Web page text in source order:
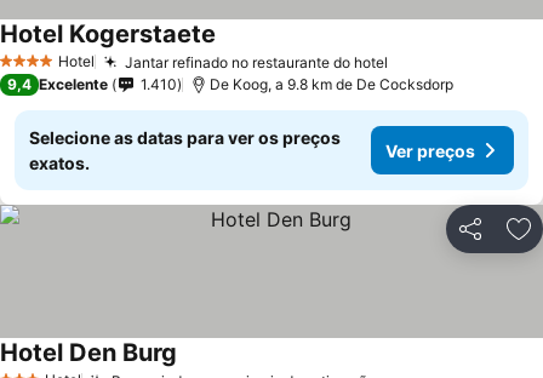
4 EstrelasHotel Jantar refinado no restaurante do hotel
Hotel Kogerstaete
9,4 Excelente 1.410 De Koog, a 9.8 km de De Cocksdorp
Selecione as datas para ver os preços
exatos.
Ver preços
Partilhar
Hotel Den Burg